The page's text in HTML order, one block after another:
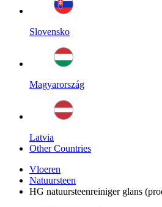
Slovensko
Magyarország
Latvia
Other Countries
Vloeren
Natuursteen
HG natuursteenreiniger glans